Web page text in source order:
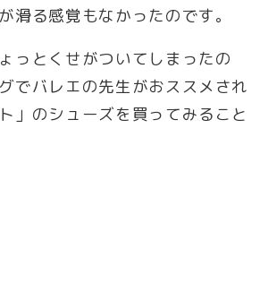
滑る感覚もなかったのです。
っとくせがついてしまったの
でバレエの先生がおススメされ
」のシューズを買ってみること